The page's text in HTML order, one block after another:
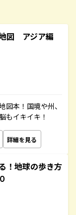
図 アジア編
図本！国境や州、
もイキイキ！
詳細を見る
！地球の歩き方